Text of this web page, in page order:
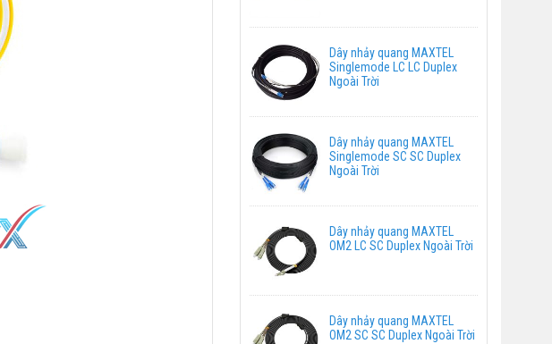
Dây nhảy quang MAXTEL
Singlemode LC LC Duplex
Ngoài Trời
Dây nhảy quang MAXTEL
Singlemode SC SC Duplex
Ngoài Trời
Dây nhảy quang MAXTEL
OM2 LC SC Duplex Ngoài Trời
Dây nhảy quang MAXTEL
OM2 SC SC Duplex Ngoài Trời